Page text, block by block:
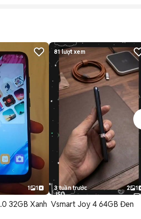
1 1
32GB Xanh
81lượt xem
3 tuần trước 2 1
Vsmart Joy 4 64GB Đen